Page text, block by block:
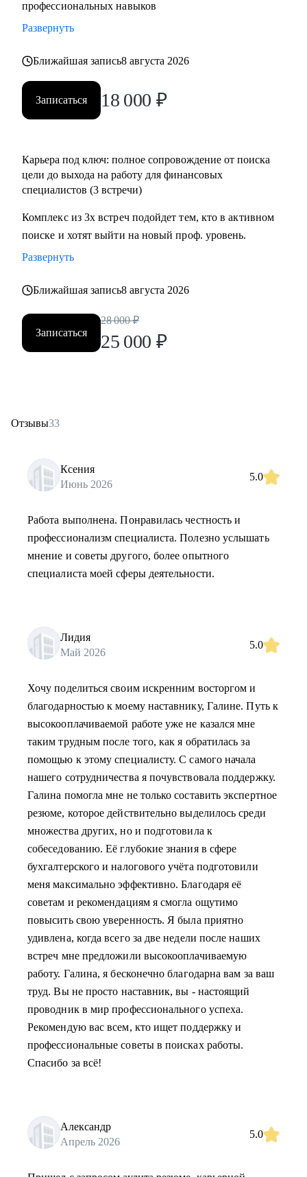
профессиональных навыков
Развернуть
Ближайшая запись8 августа 2026
Записаться 18 000 ₽
Карьера под ключ: полное сопровождение от поиска
цели до выхода на работу для финансовых
специалистов (3 встречи)
Комплекс из 3х встреч подойдет тем, кто в активном
поиске и хотят выйти на новый проф. уровень.
Развернуть
Ближайшая запись8 августа 2026
Записаться
28 000 ₽
25 000 ₽
Отзывы33
Ксения
Июнь 2026
5.0
Работа выполнена. Понравилась честность и
профессионализм специалиста. Полезно услышать
мнение и советы другого, более опытного
специалиста моей сферы деятельности.
Лидия
Май 2026
5.0
Хочу поделиться своим искренним восторгом и
благодарностью к моему наставнику, Галине. Путь к
высокооплачиваемой работе уже не казался мне
таким трудным после того, как я обратилась за
помощью к этому специалисту. С самого начала
нашего сотрудничества я почувствовала поддержку.
Галина помогла мне не только составить экспертное
резюме, которое действительно выделилось среди
множества других, но и подготовила к
собеседованию. Её глубокие знания в сфере
бухгалтерского и налогового учёта подготовили
меня максимально эффективно. Благодаря её
советам и рекомендациям я смогла ощутимо
повысить свою уверенность. Я была приятно
удивлена, когда всего за две недели после наших
встреч мне предложили высокооплачиваемую
работу. Галина, я бесконечно благодарна вам за ваш
труд. Вы не просто наставник, вы - настоящий
проводник в мир профессионального успеха.
Рекомендую вас всем, кто ищет поддержку и
профессиональные советы в поисках работы.
Спасибо за всё!
Александр
Апрель 2026
5.0